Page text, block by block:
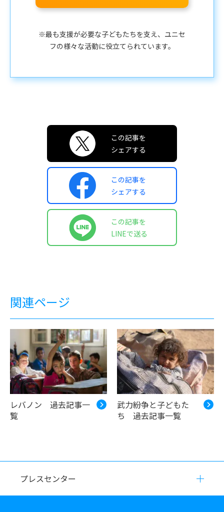
※最も支援が必要な子どもたちを支え、ユニセ
フの様々な活動に役立てられています。
この記事を
シェアする
この記事を
シェアする
この記事を
LINEで送る
関連ページ
レバノン 過去記事一
覧
武力紛争と子どもた
ち 過去記事一覧
プレスセンター